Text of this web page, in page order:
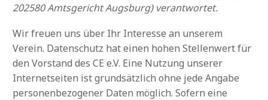
202580 Amtsgericht Augsburg) verantwortet.
Wir freuen uns über Ihr Interesse an unserem
Verein. Datenschutz hat einen hohen Stellenwert für
den Vorstand des CE e.V. Eine Nutzung unserer
Internetseiten ist grundsätzlich ohne jede Angabe
personenbezogener Daten möglich. Sofern eine